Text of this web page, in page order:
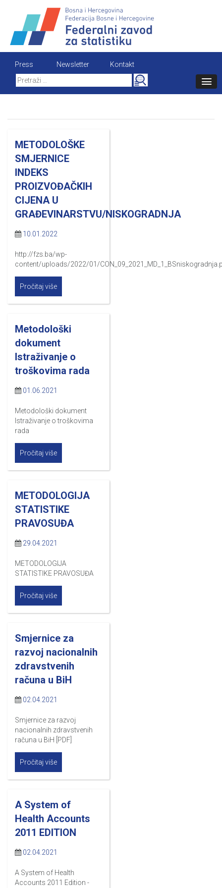
content
Press Newsletter
Kontakt
Search
for:
METODOLOŠKE
SMJERNICE
INDEKS
PROIZVOĐAČKIH
CIJENA U
GRAĐEVINARSTVU/NISKOGRADNJA
10.01.2022
http://fzs.ba/wp-
content/uploads/2022/01/
Pročitaj više
Metodološki
dokument
Istraživanje o
troškovima rada
01.06.2021
Metodološki dokument
Istraživanje o troškovima
rada
Pročitaj više
METODOLOGIJA
STATISTIKE
PRAVOSUĐA
29.04.2021
METODOLOGIJA
STATISTIKE PRAVOSUĐA
Pročitaj više
Smjernice za
razvoj nacionalnih
zdravstvenih
računa u BiH
02.04.2021
Smjernice za razvoj
nacionalnih zdravstvenih
računa u BiH [PDF]
Pročitaj više
A System of
Health Accounts
2011 EDITION
02.04.2021
A System of Health
Accounts 2011 Edition -